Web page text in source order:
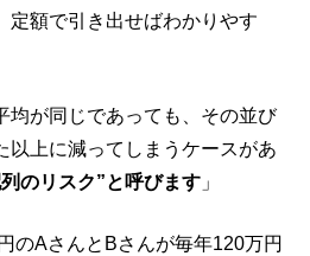
定額で引き出せばわかりやす
均が同じであっても、その並び
以上に減ってしまうケースがあ
のリスク”と呼びます 」
のAさんとBさんが毎年120万円